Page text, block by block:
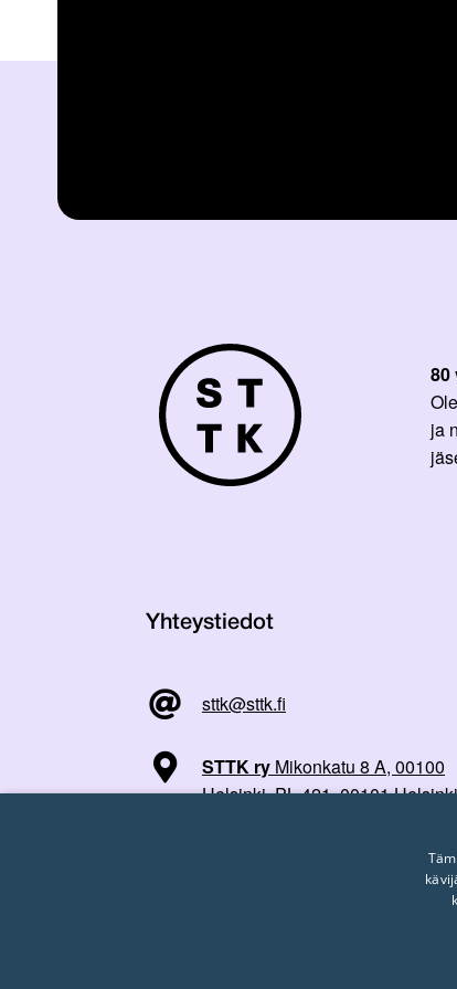
80
ja
Yhteystiedot
sttk@sttk.fi
STTK ry Mikonkatu 8 A, 00100
Helsinki, PL 421, 00101 Helsinki